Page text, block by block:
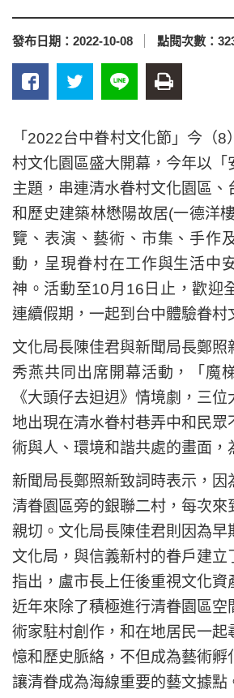
發布日期： 2022-10-08 點閱次數：
「2022台中眷村文化節」今（
村文化園區盛大開幕，今年以「
主題，串連清水眷村文化園區、
和歷史建築林懋陽故居(一德洋
覽、表演、藝術、市集、手作
動，呈現眷村在工作與生活中
神。活動至10月16日止，歡迎
連續假期，一起到台中體驗眷村
文化局長陳佳君與新聞局長鄭照
秀燕共同出席開幕活動，「魔
《大頭仔去𨑨迌》情境劇，三
地出現在清水眷村巷弄中和民眾
術與人、環境和諧共處的畫面，
新聞局長鄭照新致詞時表示，因
清眷園區旁的銀聯二村，每次來
親切。文化局長陳佳君則因為早
文化局，與信義新村的眷戶建立
指出，盧市長上任後重視文化資
近年來除了積極進行清眷園區空
術家駐村創作，和在地居民一起
憶和歷史脈絡，不但成為藝術孵
讓清眷成為海線重要的藝文據點